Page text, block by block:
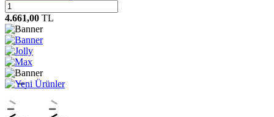
4.661,00 TL